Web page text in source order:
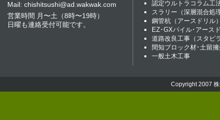
Mail: chishitsushi@ad.wakwak.com
営業時間 月〜土（8時〜19時）
日曜も連絡受付可能です。
認定ウルトラコラム工
スラリー（深層混合処
鋼管杭（アースドリル
EZ･GXパイル･アース
道路改良工事（スタビ
間知ブロック材･土留
一般土木工事
Copyright 2007